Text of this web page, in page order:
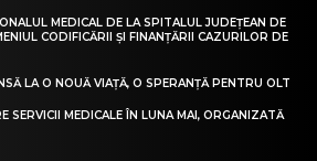
MEDICAL DE LA SPITALUL JUDEȚEAN DE
CODIFICĂRII ȘI FINANȚĂRII CAZURILOR DE
LA O NOUĂ VIAȚĂ, O SPERANȚĂ PENTRU OLT
SERVICII MEDICALE ÎN LUNA MAI, ORGANIZATĂ